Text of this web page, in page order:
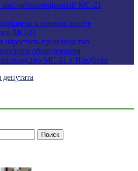
МС-21
о первом полёте
МС-21
производство
оборудования
МС-21 в Иркутске